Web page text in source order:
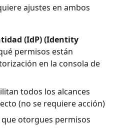
ajustes en ambos
(IdP) (Identity
permisos están
en la consola de
todos los alcances
(no se requiere acción)
otorgues permisos